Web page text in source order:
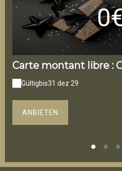
Carte montant libre :
Gültigbis31 dez 29
ANBIETEN